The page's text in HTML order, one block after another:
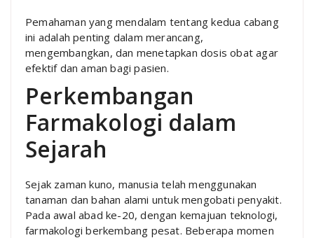
Pemahaman yang mendalam tentang kedua cabang
ini adalah penting dalam merancang,
mengembangkan, dan menetapkan dosis obat agar
efektif dan aman bagi pasien.
Perkembangan
Farmakologi dalam
Sejarah
Sejak zaman kuno, manusia telah menggunakan
tanaman dan bahan alami untuk mengobati penyakit.
Pada awal abad ke-20, dengan kemajuan teknologi,
farmakologi berkembang pesat. Beberapa momen